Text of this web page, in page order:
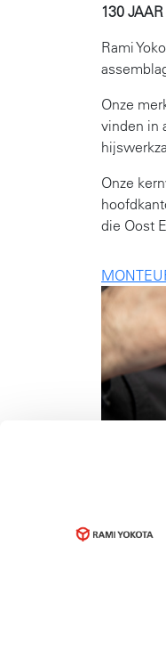
130
Rami
Onze
vinden in
Onze
die Oost